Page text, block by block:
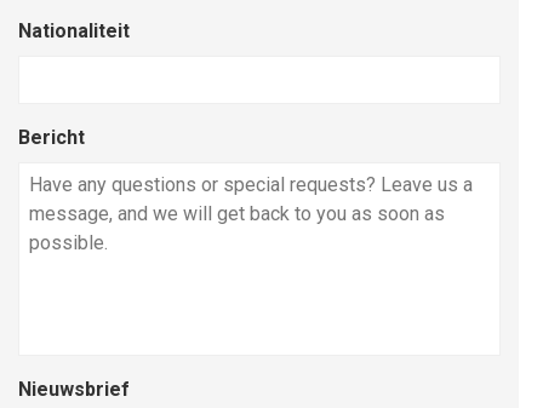
Nationaliteit
Bericht
Nieuwsbrief